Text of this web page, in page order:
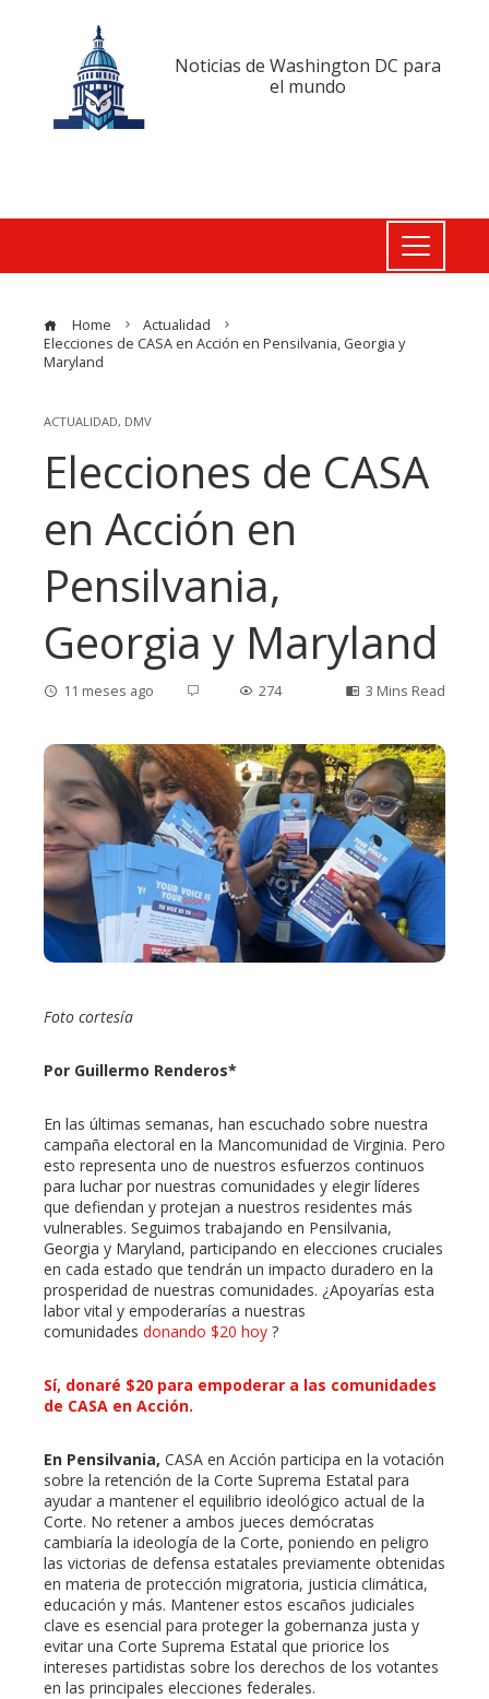
Noticias de Washington DC para
el mundo
Home
Actualidad
Elecciones de CASA en Acción en Pensilvania, Georgia y
Maryland
ACTUALIDAD, DMV
Elecciones de CASA
en Acción en
Pensilvania,
Georgia y Maryland
11 meses ago 274 3 Mins Read
Foto cortesía
Por Guillermo Renderos*
En las últimas semanas, han escuchado sobre nuestra
campaña electoral en la Mancomunidad de Virginia. Pero
esto representa uno de nuestros esfuerzos continuos
para luchar por nuestras comunidades y elegir líderes
que defiendan y protejan a nuestros residentes más
vulnerables. Seguimos trabajando en Pensilvania,
Georgia y Maryland, participando en elecciones cruciales
en cada estado que tendrán un impacto duradero en la
prosperidad de nuestras comunidades. ¿Apoyarías esta
labor vital y empoderarías a nuestras
comunidades donando $20 hoy ?
Sí, donaré $20 para empoderar a las comunidades
de CASA en Acción.
En Pensilvania, CASA en Acción participa en la votación
sobre la retención de la Corte Suprema Estatal para
ayudar a mantener el equilibrio ideológico actual de la
Corte. No retener a ambos jueces demócratas
cambiaría la ideología de la Corte, poniendo en peligro
las victorias de defensa estatales previamente obtenidas
en materia de protección migratoria, justicia climática,
educación y más. Mantener estos escaños judiciales
clave es esencial para proteger la gobernanza justa y
evitar una Corte Suprema Estatal que priorice los
intereses partidistas sobre los derechos de los votantes
en las principales elecciones federales.